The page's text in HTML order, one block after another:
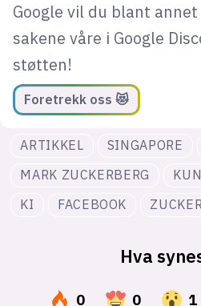
Google vil du blant
sakene våre i Google
støtten!
Foretrekk oss 😻
ARTIKKEL SINGAPORE
MARK ZUCKERBERG
KI
FACEBOOK